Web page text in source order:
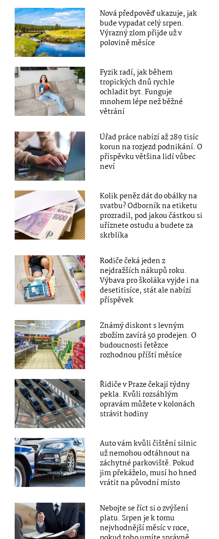
Nová předpověď ukazuje, jak
bude vypadat celý srpen.
Výrazný zlom přijde už v
polovině měsíce
Fyzik radí, jak během
tropických dnů rychle
ochladit byt. Funguje
mnohem lépe než běžné
větrání
Úřad práce nabízí až 289 tisíc
korun na rozjezd podnikání. O
příspěvku většina lidí vůbec
neví
Kolik peněz dát do obálky na
svatbu? Odborník na etiketu
prozradil, pod jakou částkou si
uříznete ostudu a budete za
skrblíka
Rodiče čeká jeden z
nejdražších nákupů roku.
Výbava pro školáka vyjde i na
desetitisíce, stát ale nabízí
příspěvek
Známý diskont s levným
zbožím zavírá 50 prodejen. O
budoucnosti řetězce
rozhodnou příští měsíce
Řidiče v Praze čekají týdny
pekla. Kvůli rozsáhlým
opravám můžete v kolonách
strávit hodiny
Auto vám kvůli čištění silnic
už nemohou odtáhnout na
záchytné parkoviště. Pokud
jim překáželo, musí ho hned
vrátit na původní místo
Nebojte se říct si o zvýšení
platu. Srpen je k tomu
nejvhodnější měsíc v roce,